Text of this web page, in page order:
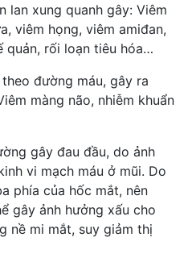
lan xung quanh gây: Viêm
viêm họng, viêm amiđan,
quản, rối loạn tiêu hóa…
đường máu, gây ra
màng não, nhiễm khuẩn
gây đau đầu, do ảnh
vi mạch máu ở mũi. Do
phía của hốc mắt, nên
gây ảnh hưởng xấu cho
nề mi mắt, suy giảm thị